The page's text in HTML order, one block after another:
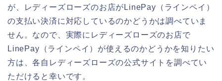
が、レディーズローズのお店がLinePay（ラインペイ）
の支払い決済に対応しているのかどうかは調べていま
せん。なので、実際にレディーズローズのお店で
LinePay（ラインペイ）が使えるのかどうかを知りたい
方は、各自レディーズローズの公式サイトを調べてい
ただけると幸いです。